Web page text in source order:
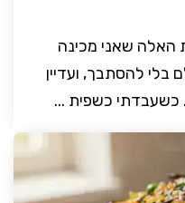
האלה שאני מכינה
בלי להסתבך, ועדיין
כשפית ...